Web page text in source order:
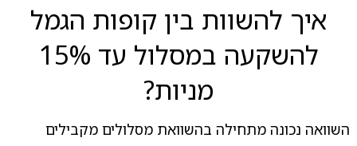
איך להשוות בין קופות הגמל
להשקעה במסלול עד 15%
מניות?
השוואה נכונה מתחילה בהשוואת מסלולים מקבילים